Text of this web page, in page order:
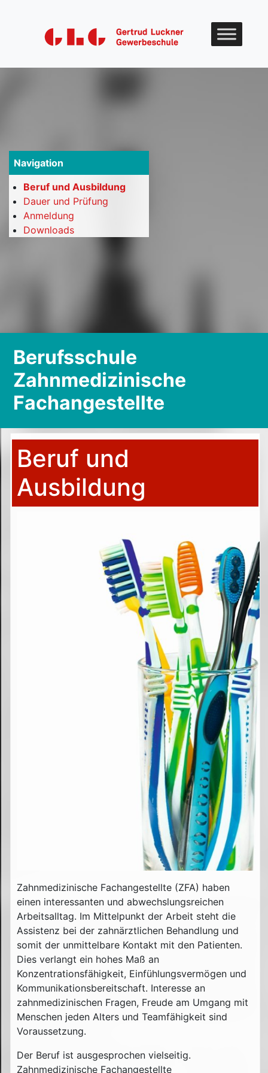
Navigation
Beruf und Ausbildung
Dauer und Prüfung
Anmeldung
Downloads
Berufsschule
Zahnmedizinische
Fachangestellte
Beruf und
Ausbildung
Zahnmedizinische Fachangestellte (ZFA) haben
einen interessanten und abwechslungsreichen
Arbeitsalltag. Im Mittelpunkt der Arbeit steht die
Assistenz bei der zahnärztlichen Behandlung und
somit der unmittelbare Kontakt mit den Patienten.
Dies verlangt ein hohes Maß an
Konzentrationsfähigkeit, Einfühlungsvermögen und
Kommunikationsbereitschaft. Interesse an
zahnmedizinischen Fragen, Freude am Umgang mit
Menschen jeden Alters und Teamfähigkeit sind
Voraussetzung.
Der Beruf ist ausgesprochen vielseitig.
Zahnmedizinische Fachangestellte